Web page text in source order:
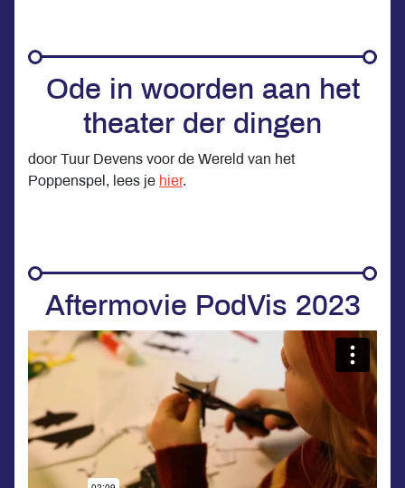
Ode in woorden aan het
theater der dingen
door Tuur Devens voor de Wereld van het
Poppenspel, lees je hier.
Aftermovie PodVis 2023